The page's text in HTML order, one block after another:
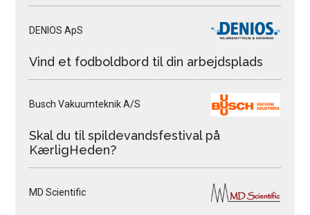
DENIOS ApS
Vind et fodboldbord til din arbejdsplads
Busch Vakuumteknik A/S
Skal du til spildevandsfestival på
KærligHeden?
MD Scientific